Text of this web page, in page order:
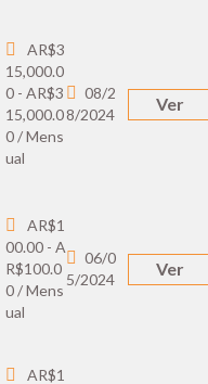
AR$3
15,000.0
0 - AR$3
15,000.0
0 / Mens
ual
08/2
8/2024
Ver
AR$1
00.00 - A
R$100.0
0 / Mens
ual
06/0
5/2024
Ver
AR$1